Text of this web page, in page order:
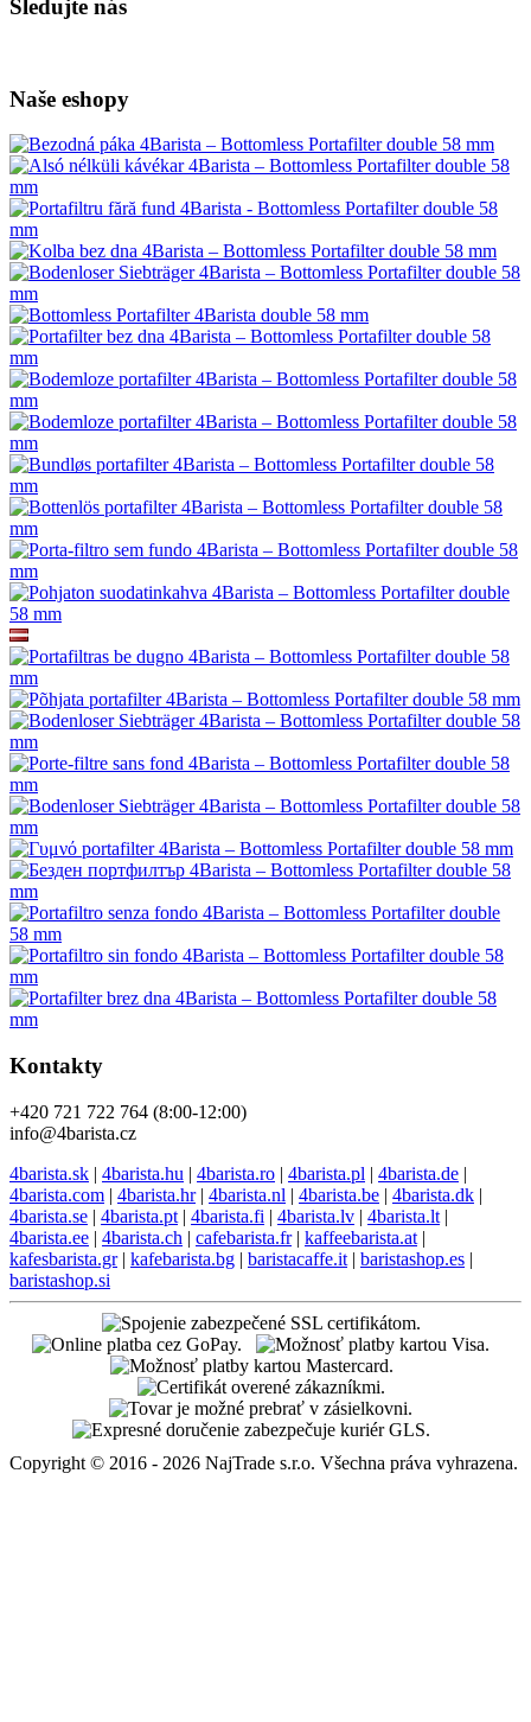
Sledujte nás
Naše eshopy
Kontakty
+420 721 722 764 (8:00-12:00)
info@4barista.cz
4barista.sk | 4barista.hu | 4barista.ro | 4barista.pl | 4barista.de |
4barista.com | 4barista.hr| 4barista.nl | 4barista.be | 4barista.dk |
4barista.se | 4barista.pt | 4barista.fi | 4barista.lv | 4barista.lt |
4barista.ee | 4barista.ch | cafebarista.fr| kaffeebarista.at |
kafesbarista.gr| kafebarista.bg | baristacaffe.it | baristashop.es |
baristashop.si
Copyright © 2016 - 2026 NajTrade s.r.o. Všechna práva vyhrazena.